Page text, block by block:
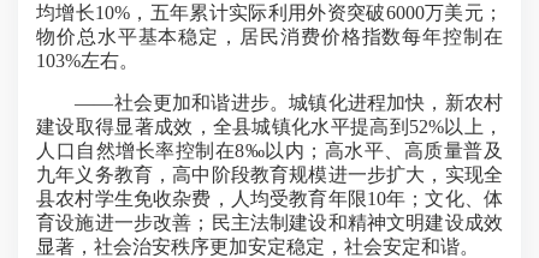
均增长10%，五年累计实际利用外资突破6000万美元；
物价总水平基本稳定，居民消费价格指数每年控制在
103%左右。
——社会更加和谐进步。城镇化进程加快，新农村
建设取得显著成效，全县城镇化水平提高到52%以上，
人口自然增长率控制在8‰以内；高水平、高质量普及
九年义务教育，高中阶段教育规模进一步扩大，实现全
县农村学生免收杂费，人均受教育年限10年；文化、体
育设施进一步改善；民主法制建设和精神文明建设成效
显著，社会治安秩序更加安定稳定，社会安定和谐。